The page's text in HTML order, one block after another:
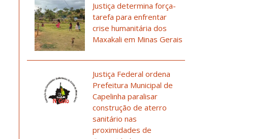
Justiça determina força-
tarefa para enfrentar
crise humanitária dos
Maxakali em Minas Gerais
Justiça Federal ordena
Prefeitura Municipal de
Capelinha paralisar
construção de aterro
sanitário nas
proximidades de